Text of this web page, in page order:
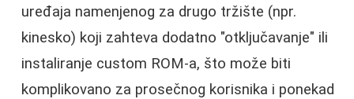
uređaja namenjenog za drugo tržište (npr.
kinesko) koji zahteva dodatno "otključavanje" ili
instaliranje custom ROM-a, što može biti
komplikovano za prosečnog korisnika i ponekad